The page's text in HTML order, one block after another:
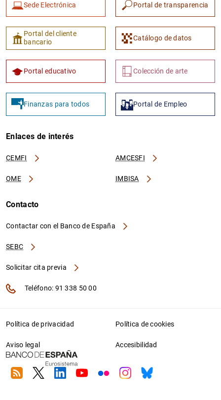
Sede Electrónica Portal de transparencia
Portal del cliente
bancario
Catálogo de datos
Portal educativo Colección de arte
Finanzas para todos Portal de Empleo
Enlaces de interés
CEMFI AMCESFI
OME IMBISA
Contacto
Contactar con el Banco de España
SEBC
Solicitar cita previa
Teléfono: 91 338 50 00
Política de privacidad Política de cookies
Aviso legal Accesibilidad
RSS TwitterLinkedin
YoutubeFlickrInstagram
Bluesky